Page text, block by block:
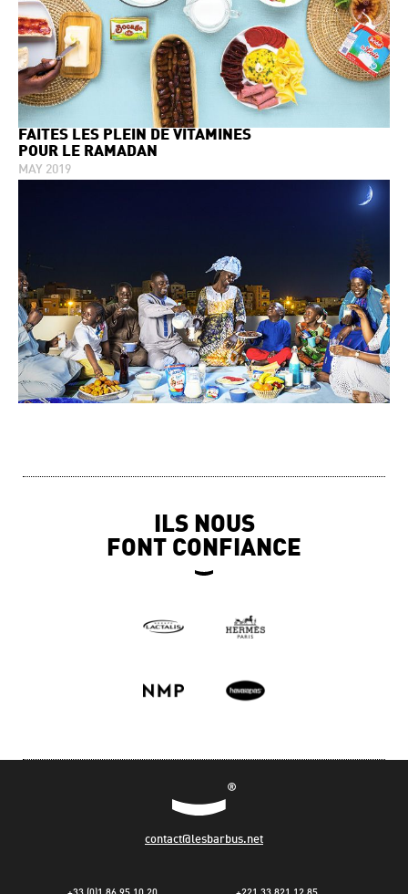
FAITES LES PLEIN DE VITAMINES
POUR LE RAMADAN
MAY 2019
ILS NOUS
FONT CONFIANCE
contact@lesbarbus.net